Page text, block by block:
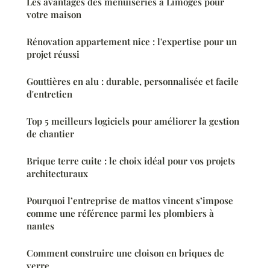
votre maison
Rénovation appartement nice : l'expertise pour un
projet réussi
Gouttières en alu : durable, personnalisée et facile
d'entretien
Top 5 meilleurs logiciels pour améliorer la gestion
de chantier
Brique terre cuite : le choix idéal pour vos projets
architecturaux
Pourquoi l’entreprise de mattos vincent s’impose
comme une référence parmi les plombiers à
nantes
Comment construire une cloison en briques de